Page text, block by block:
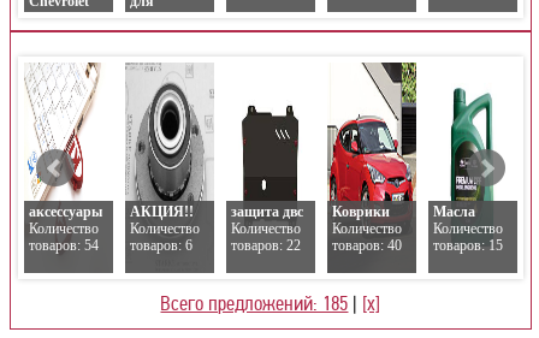
аксессуары
Количество
товаров: 54
АКЦИЯ!!
Количество
товаров: 6
защита двс
Количество
товаров: 22
Коврики
Количество
товаров: 40
Масла
Количество
товаров: 15
Всего предложений: 185 | [x]